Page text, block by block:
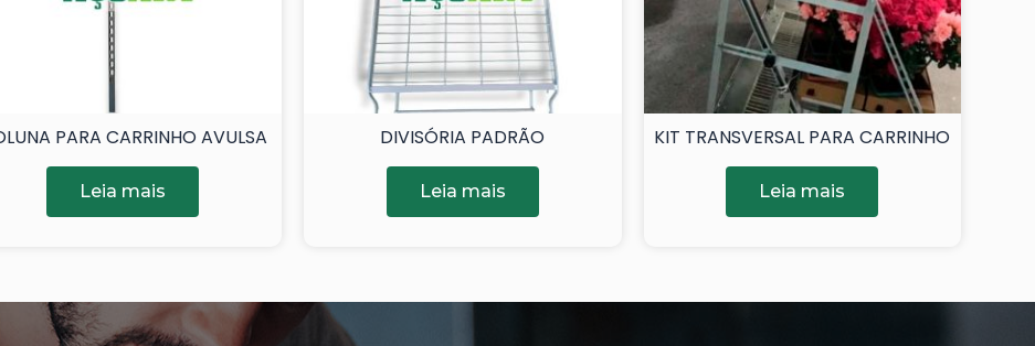
PARA CARRINHO AVULSA
Leia mais
DIVISÓRIA PADRÃO
Leia mais
KIT TRANSVERSAL PARA CARRINHO
Leia mais